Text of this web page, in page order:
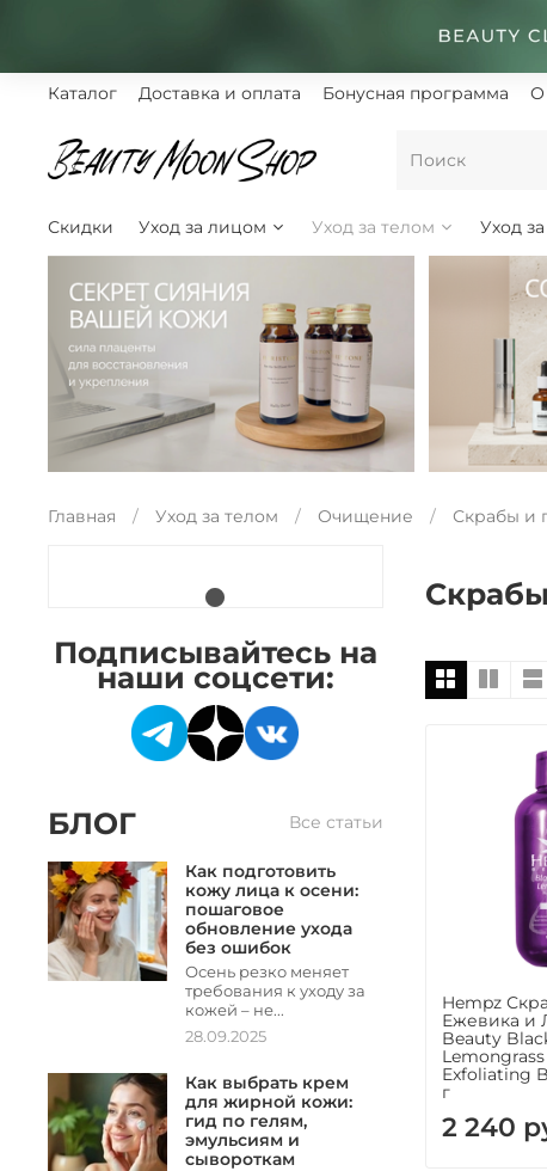
Каталог Доставка и оплата Бонусная программа О
Скидки Уход за лицом Уход за телом Уход
Главная Уход за телом Очищение Скрабы и
Hempz
Ежевика и
Beauty
Exfoliating
г
2 240
Подписывайтесь на
наши соцсети:
БЛОГ Все статьи
Как подготовить
кожу лица к осени:
пошаговое
обновление ухода
без ошибок
Осень резко меняет
требования к уходу за
кожей – не...
28.09.2025
Как выбрать крем
для жирной кожи:
гид по гелям,
эмульсиям и
сывороткам